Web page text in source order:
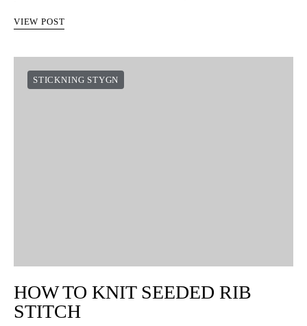
VIEW POST
STICKNING STYGN
HOW TO KNIT SEEDED RIB
STITCH